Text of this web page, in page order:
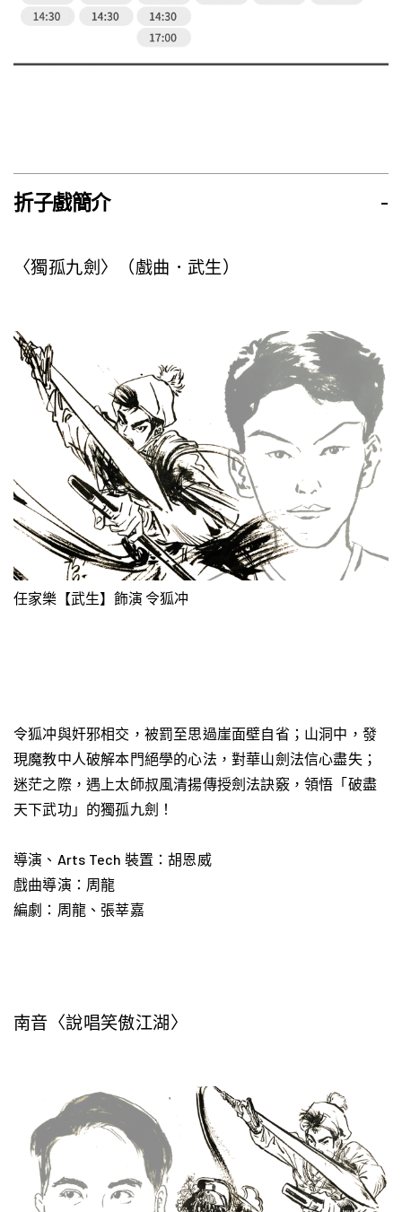
折子戲簡介 -
〈獨孤九劍〉（戲曲．武生）
任家樂【武生】飾演 令狐冲
令狐冲與奸邪相交，被罰至思過崖面壁自省；山洞中，發
現魔教中人破解本門絕學的心法，對華山劍法信心盡失；
迷茫之際，遇上太師叔風清揚傳授劍法訣竅，領悟「破盡
天下武功」的獨孤九劍！
導演、Arts Tech 裝置：胡恩威
戲曲導演：周龍
編劇：周龍、張莘嘉
南音〈說唱笑傲江湖〉